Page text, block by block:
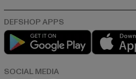
Play market